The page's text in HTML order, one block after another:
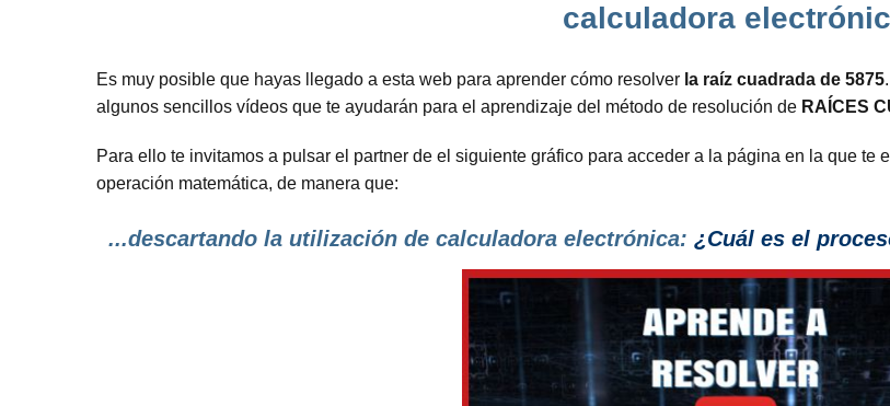
calculadora
Es muy posible que hayas llegado a esta web para aprender cómo resolver la raíz cuadrada de 5875
algunos sencillos vídeos que te ayudarán para el aprendizaje del método de resolución de RAÍCES
Para ello te invitamos a pulsar el partner de el siguiente gráfico para acceder a la página en la que te
operación matemática, de manera que:
...descartando la utilización de calculadora electrónica: ¿Cuál es el